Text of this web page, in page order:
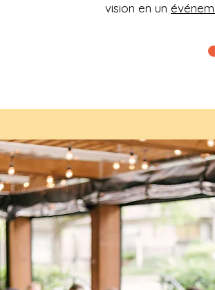
vision en un